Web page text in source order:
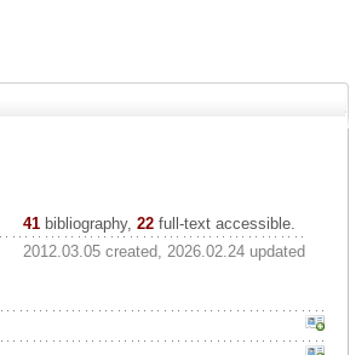
41 bibliography, 22full-text accessible.
2012.03.05 created, 2026.02.24 updated